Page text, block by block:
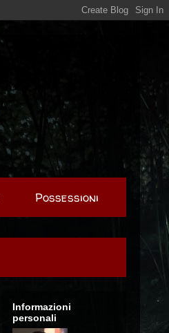
Possessioni
Informazioni
personali